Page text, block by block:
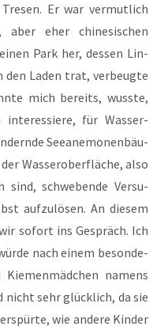
Er war ver­mut­lich
aber eher chi­ne­si­schen
Park her, des­sen Lin­
den Laden trat, ver­beug­te
mich bereits, wuss­te,
inter­es­sie­re, für Was­ser­
See­ane­mo­nen­bäu­
Was­ser­ober­flä­che, also
sind, schwe­ben­de Ver­su­
auf­zu­lö­sen. An die­sem
sofort ins Gespräch. Ich
nach einem beson­de­
namens
nicht sehr glück­lich, da sie
wie ande­re Kin­der